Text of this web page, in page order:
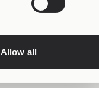
Allow all